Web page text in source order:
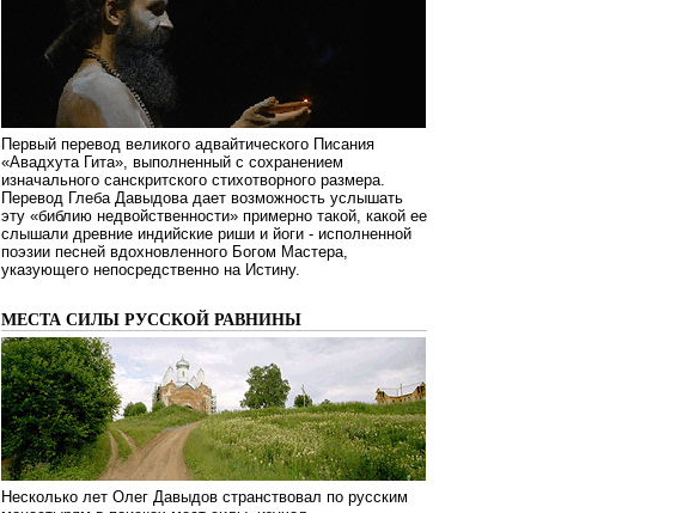
Первый перевод великого адвайтического Писания
«Авадхута Гита», выполненный с сохранением
изначального санскритского стихотворного размера.
Перевод Глеба Давыдова дает возможность услышать
эту «библию недвойственности» примерно такой, какой ее
слышали древние индийские риши и йоги - исполненной
поэзии песней вдохновленного Богом Мастера,
указующего непосредственно на Истину.
МЕСТА СИЛЫ РУССКОЙ РАВНИНЫ
Несколько лет Олег Давыдов странствовал по русским